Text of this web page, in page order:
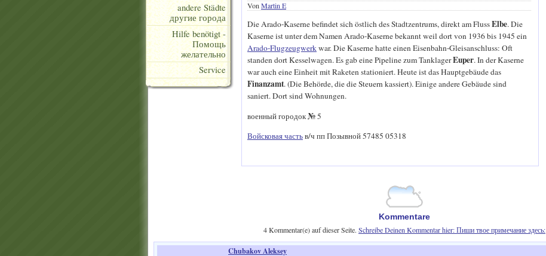
andere Städte
другие города
Hilfe benötigt -
Помощь
желательно
Service
VonMartin E
Die Arado-Kaserne befindet sich östlich des Stadtzentrums, direkt am FlussElbe. Die
Kaserne ist unter dem Namen Arado-Kaserne bekannt weil dort von 1936 bis 1945 ein
Arado-Flugzeugwerkwar. Die Kaserne hatte einen Eisenbahn-Gleisanschluss: Oft
standen dort Kesselwagen. Es gab eine Pipeline zum TanklagerEuper. In der Kaserne
war auch eine Einheit mit Raketen stationiert. Heute ist das Hauptgebäude das
Finanzamt. (Die Behörde, die die Steuern kassiert). Einige andere Gebäude sind
saniert. Dort sind Wohnungen.
военный городок№5
Войсковая частьв/ч пп Позывной 57485 05318
Kommentare
4 Kommentar(e) auf dieser Seite. Schreibe Deinen Kommentar hier: Пиши твое примечание здесь:
Chubakov Aleksey